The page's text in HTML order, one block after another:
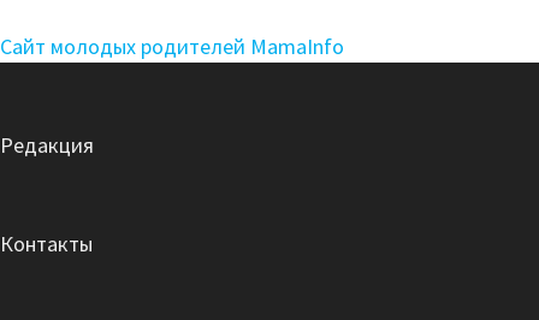
Сайт молодых родителей MamaInfo
Редакция
Контакты